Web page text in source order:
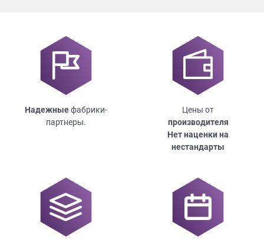
Надежныефабрики-
партнеры.
Цены от
производителя
Нет наценки на
нестандарты